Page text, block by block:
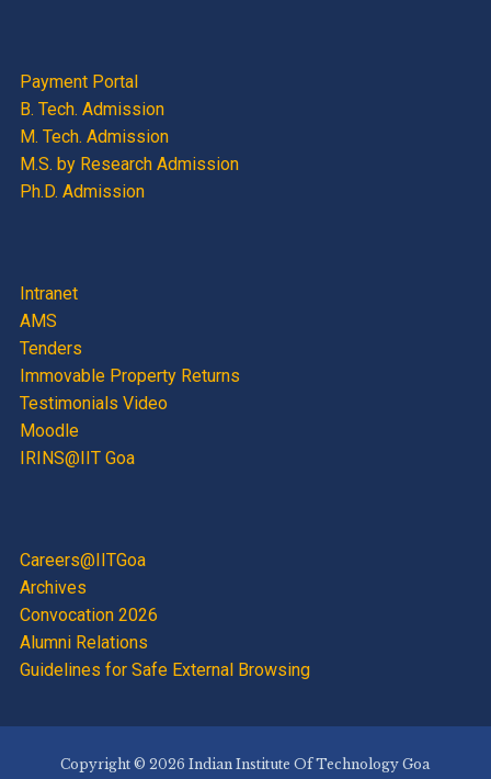
Payment Portal
B. Tech. Admission
M. Tech. Admission
M.S. by Research Admission
Ph.D. Admission
Intranet
AMS
Tenders
Immovable Property Returns
Testimonials Video
Moodle
IRINS@IIT Goa
Careers@IITGoa
Archives
Convocation 2026
Alumni Relations
Guidelines for Safe External Browsing
Copyright © 2026 Indian Institute Of Technology Goa